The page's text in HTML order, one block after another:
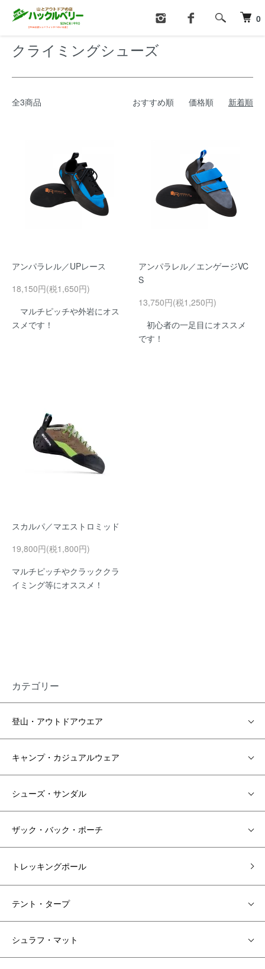
0
ホーム クライミング・沢登り クライミングシューズ
クライミングシューズ
全3商品 おすすめ順 価格順 新着順
アンパラレル／UPレース
18,150円(税1,650円)
マルチピッチや外岩にオス
スメです！
アンパラレル／エンゲージVC
S
13,750円(税1,250円)
初心者の一足目にオススメ
です！
スカルパ／マエストロミッド
19,800円(税1,800円)
マルチピッチやクラッククラ
イミング等にオススメ！
カテゴリー
登山・アウトドアウエア
キャンプ・カジュアルウェア
シューズ・サンダル
ザック・バック・ポーチ
トレッキングポール
テント・タープ
シュラフ・マット